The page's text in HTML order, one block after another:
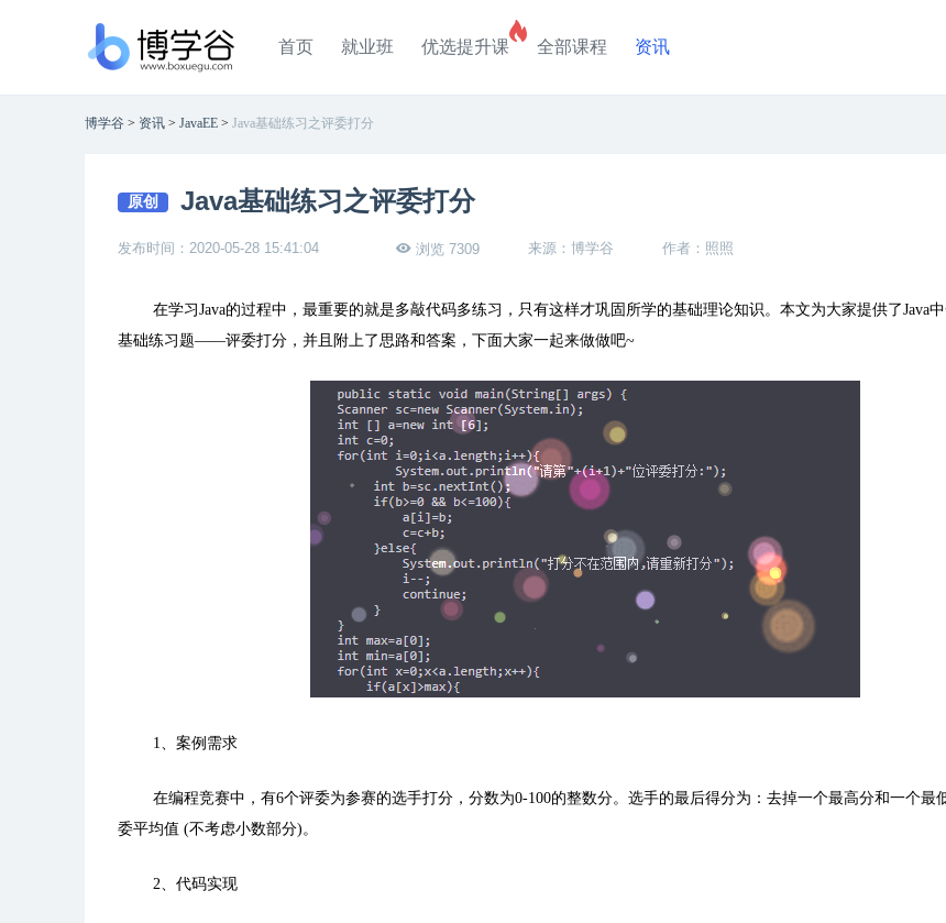
首页 就业班 优选提升课 全部课程 资讯
博学谷 > 资讯 > JavaEE > Java基础练习之评委打分
原创 Java基础练习之评委打分
发布时间：2020-05-28 15:41:04 浏览 7309 来源：博学谷 作者：照照
在学习 Java的过程中，最重要的就是多敲代码多练习，只有这样才巩固所学的基础理论知识。本文为大家提供了Java
基础练习题——评委打分，并且附上了思路和答案，下面大家一起来做做吧~
1、案例需求
在编程竞赛中，有6个评委为参赛的选手打分，分数为0-100的整数分。选手的最后得分为：去掉一个最高分和一个最
委平均值 (不考虑小数部分)。
2、代码实现